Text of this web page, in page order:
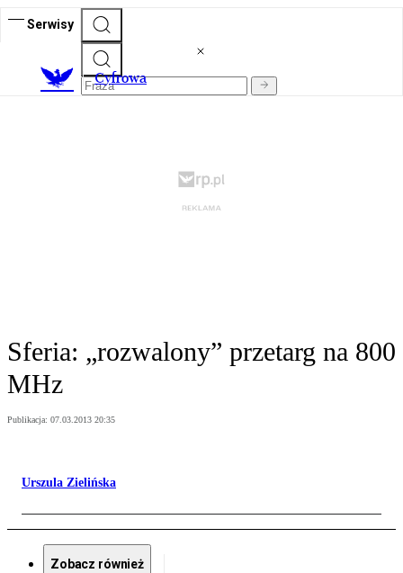
Serwisy
Cyfrowa
Sferia: „rozwalony” przetarg na 800
MHz
Publikacja: 07.03.2013 20:35
Urszula Zielińska
Zobacz również